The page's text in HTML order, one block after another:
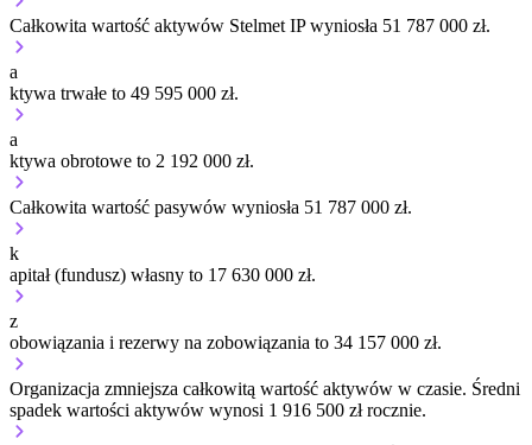
Całkowita wartość aktywów Stelmet IP wyniosła 51 787 000 zł.
a
ktywa trwałe to 49 595 000 zł.
a
ktywa obrotowe to 2 192 000 zł.
Całkowita wartość pasywów wyniosła 51 787 000 zł.
k
apitał (fundusz) własny to 17 630 000 zł.
z
obowiązania i rezerwy na zobowiązania to 34 157 000 zł.
Organizacja zmniejsza całkowitą wartość aktywów w czasie. Średni
spadek wartości aktywów wynosi 1 916 500 zł rocznie.